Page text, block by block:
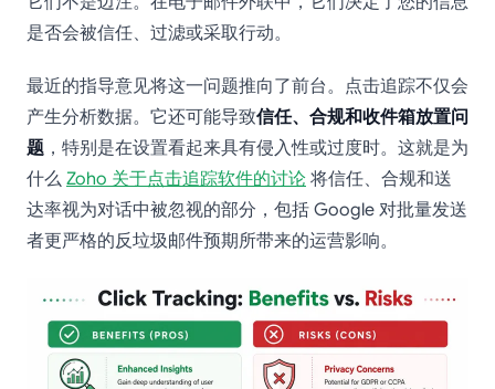
是否会被信任、过滤或采取行动。
最近的指导意见将这一问题推向了前台。点击追踪不仅会
产生分析数据。它还可能导致信任、合规和收件箱放置问
题 ，特别是在设置看起来具有侵入性或过度时。这就是为
什么 Zoho 关于点击追踪软件的讨论 将信任、合规和送
达率视为对话中被忽视的部分，包括 Google 对批量发送
者更严格的反垃圾邮件预期所带来的运营影响。